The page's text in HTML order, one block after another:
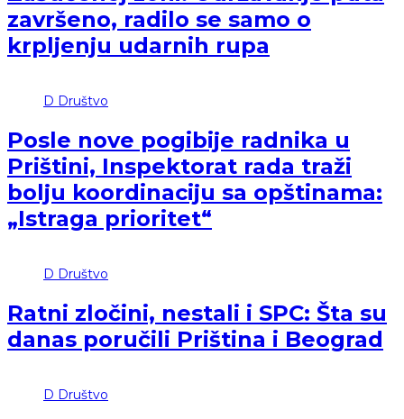
završeno, radilo se samo o
krpljenju udarnih rupa
D Društvo
Posle nove pogibije radnika u
Prištini, Inspektorat rada traži
bolju koordinaciju sa opštinama:
„Istraga prioritet“
D Društvo
Ratni zločini, nestali i SPC: Šta su
danas poručili Priština i Beograd
D Društvo